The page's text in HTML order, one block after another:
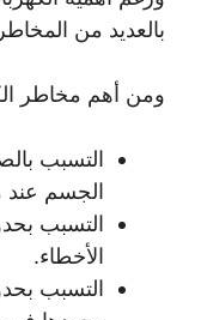
بالعديد من
ومن أهم مخاطر
التسبب
الجسم عند
التسبب
الأخطاء.
التسبب